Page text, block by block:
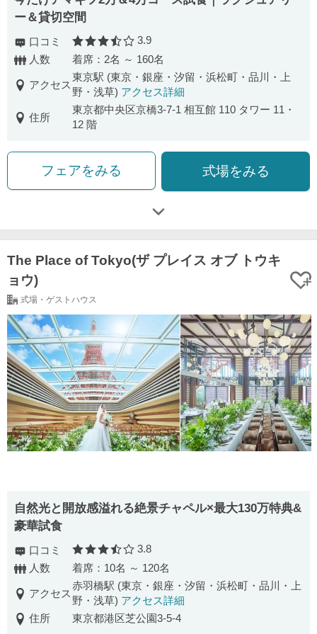
ー＆貸切空間
口コミ 口コミ評価
3.9
人数
着席：2名 ～ 160名
アクセス
東京駅 (東京・銀座・汐留・浜松町・品川・上
野・浅草) アクセス詳細
住所
東京都中央区京橋3-7-1 相互館 110 タワー 11・
12 階
フェアをみる 式場をみる
The Place of Tokyo(ザ プレイス オブ トウキ
ョウ)
式場・ゲストハウス
自然光と開放感溢れる絶景チャペル×最大130万特典&
豪華試食
口コミ 口コミ評価
3.8
人数
着席：10名 ～ 120名
アクセス
赤羽橋駅 (東京・銀座・汐留・浜松町・品川・上
野・浅草) アクセス詳細
住所
東京都港区芝公園3-5-4